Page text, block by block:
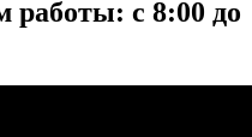
работы: с 8:00 до